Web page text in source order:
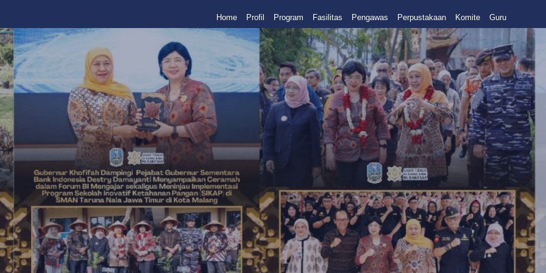
Home Profil Program Fasilitas Pengawas Perpustakaan Komite Guru